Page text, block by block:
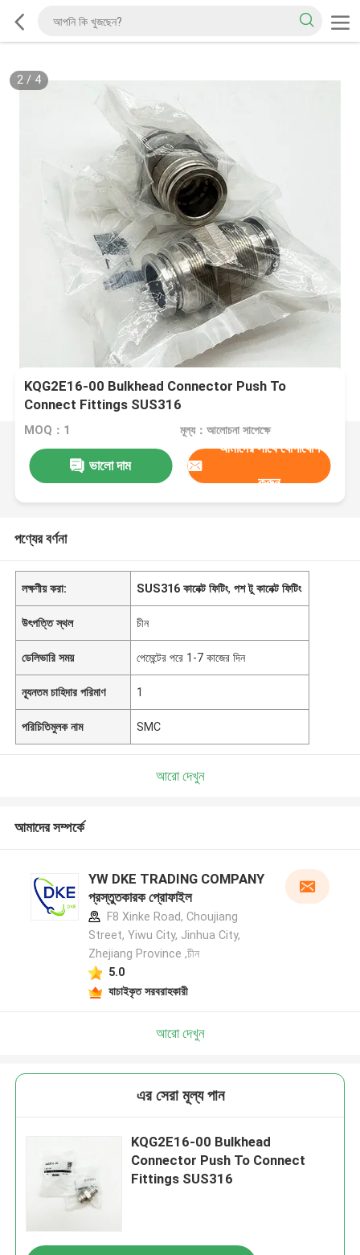
2/ 4
KQG2E16-00 Bulkhead Connector Push To
Connect Fittings SUS316
MOQ：1 মূল্য：আলোচনা সাপেক্ষে
ভালো দাম
আমাদের সাথে যোগাযোগ
করুন
পণ্যের বর্ণনা
লক্ষণীয় করা: SUS316 কানেক্ট ফিটিং,পশ টু কানেক্ট ফিটিং
উৎপত্তি স্থল চীন
ডেলিভারি সময় পেমেন্টের পরে 1-7 কাজের দিন
ন্যূনতম চাহিদার পরিমাণ 1
পরিচিতিমুলক নাম SMC
আরো দেখুন
আমাদের সম্পর্কে
YW DKE TRADING COMPANY
প্রস্তুতকারক প্রোফাইল
F8 Xinke Road, Choujiang
Street, Yiwu City, Jinhua City,
Zhejiang Province ,চীন
5.0
যাচাইকৃত সরবরাহকারী
আরো দেখুন
এর সেরা মূল্য পান
KQG2E16-00 Bulkhead
Connector Push To Connect
Fittings SUS316